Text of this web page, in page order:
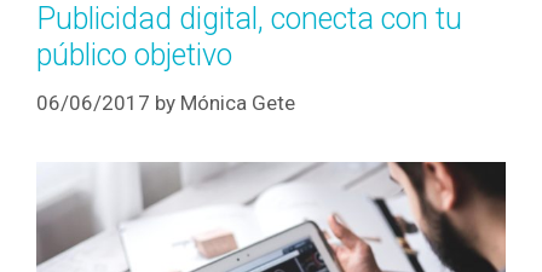
Publicidad digital, conecta con tu
público objetivo
06/06/2017 by Mónica Gete